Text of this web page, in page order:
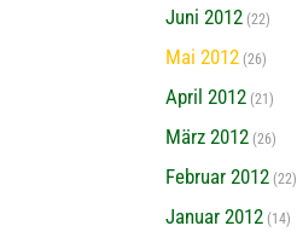
Juni 2012 (22)
Mai 2012 (26)
April 2012 (21)
März 2012 (26)
Februar 2012 (22)
Januar 2012 (14)